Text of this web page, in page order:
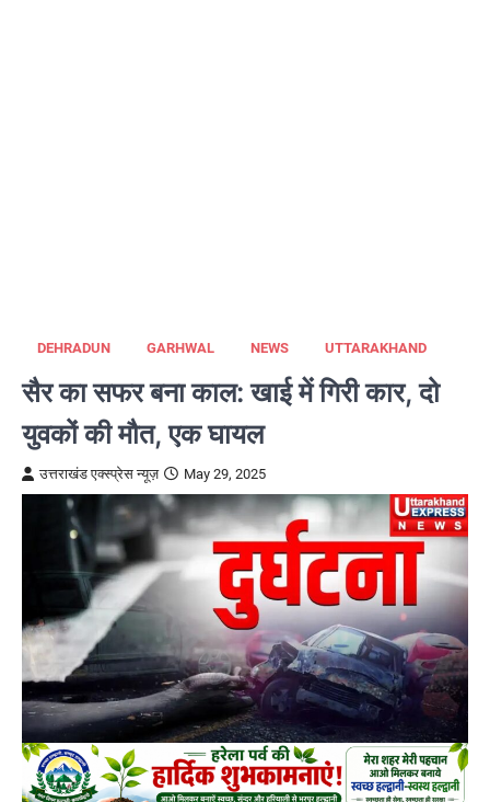
DEHRADUN GARHWAL NEWS UTTARAKHAND
सैर का सफर बना काल: खाई में गिरी कार, दो
युवकों की मौत, एक घायल
उत्तराखंड एक्स्प्रेस न्यूज़ May 29, 2025